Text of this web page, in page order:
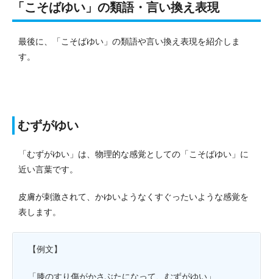
「こそばゆい」の類語・言い換え表現
最後に、「こそばゆい」の類語や言い換え表現を紹介しま
す。
むずがゆい
「むずがゆい」は、物理的な感覚としての「こそばゆい」に
近い言葉です。
皮膚が刺激されて、かゆいようなくすぐったいような感覚を
表します。
【例文】
「膝のすり傷がかさぶたになって、むずがゆい」